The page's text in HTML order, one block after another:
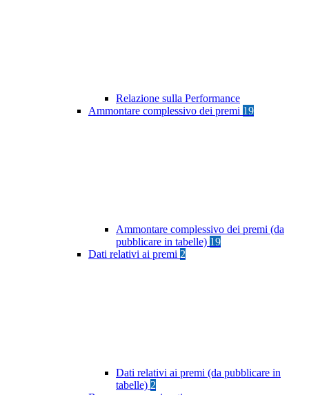
Relazione sulla Performance
Ammontare complessivo dei premi 19
Ammontare complessivo dei premi (da
pubblicare in tabelle) 19
Dati relativi ai premi 2
Dati relativi ai premi (da pubblicare in
tabelle) 2